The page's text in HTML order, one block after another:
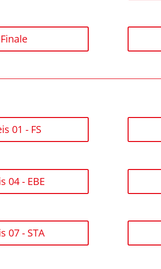
Finale
01 - FS
04 - EBE
07 - STA